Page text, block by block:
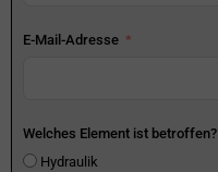
E-Mail-Adresse
Welches Element ist betroffen?
Hydraulik